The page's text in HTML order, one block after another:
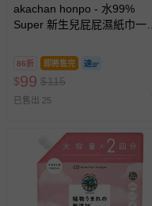
akachan honpo - 水99%
Super 新生兒屁屁濕紙巾一般
86折 即將售完
$99 $115
已售出 25